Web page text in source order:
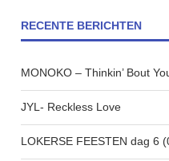
RECENTE BERICHTEN
MONOKO – Thinkin’ Bout
JYL- Reckless Love
LOKERSE FEESTEN dag 6